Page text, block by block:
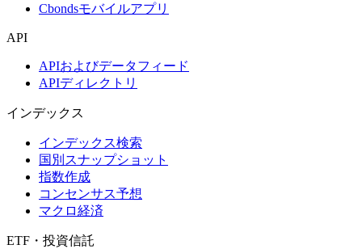
Cbondsモバイルアプリ
API
APIおよびデータフィード
APIディレクトリ
インデックス
インデックス検索
国別スナップショット
指数作成
コンセンサス予想
マクロ経済
ETF・投資信託